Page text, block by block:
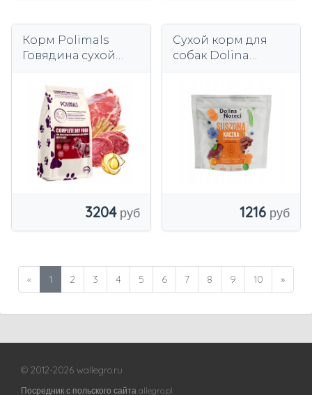
Корм Polimals
Говядина сухой
взрослых собак с
витаминами
3204
Сухой корм для
собак Dolina
1216
« 1 2 3 4 5 6 7 8 9 10 »
© 2012-2026 wallegro.ru
Посредник с польского сайта allegro.pl